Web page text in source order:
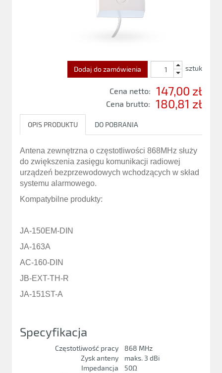
Dodaj do zamówienia sztuk
Cena netto: 147,00 zł
Cena brutto: 180,81 zł
OPIS PRODUKTU DO POBRANIA
Antena zewnętrzna o częstotliwości 868MHz służy
do zwiększenia zasięgu komunikacji radiowej
urządzeń bezprzewodowych wchodzących w skład
systemu alarmowego.
Kompatybilne produkty:
JA-150EM-DIN
JA-163A
AC-160-DIN
JB-EXT-TH-R
JA-151ST-A
Specyfikacja
Częstotliwość pracy
868 MHz
Zysk anteny
maks. 3 dBi
Impedancja
50Ω